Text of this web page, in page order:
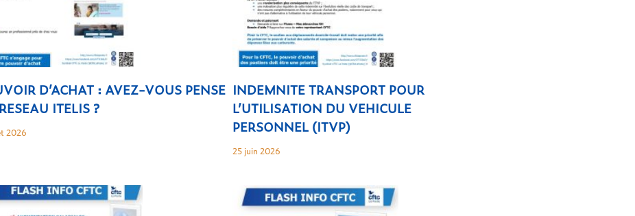
D’ACHAT : AVEZ-VOUS PENSE
ITELIS ?
2026
INDEMNITE TRANSPORT POUR
L’UTILISATION DU VEHICULE
PERSONNEL (ITVP)
25 juin 2026